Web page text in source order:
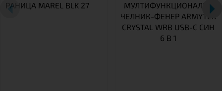
РАНИЦА MAREL BLK 27
МУЛТИФУНКЦИОНАЛЕН
ЧЕЛНИК-ФЕНЕР ARMYTEK
CRYSTAL WRB USB-C СИН
6 В 1